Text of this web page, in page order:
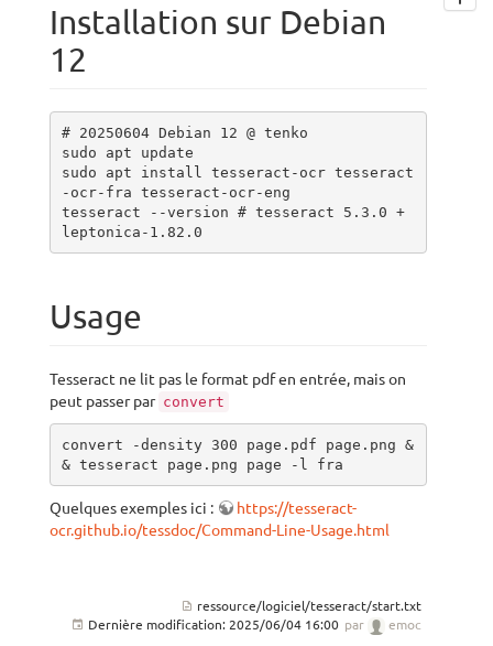
Installation sur Debian
12
# 20250604 Debian 12 @ tenko
sudo apt update
sudo apt install tesseract-ocr tesseract
-ocr-fra tesseract-ocr-eng
tesseract --version # tesseract 5.3.0 +
leptonica-1.82.0
Usage
Tesseract ne lit pas le format pdf en entrée, mais on
peut passer par convert
convert -density 300 page.pdf page.png &
& tesseract page.png page -l fra
Quelques exemples ici :
https://tesseract-
ocr.github.io/tessdoc/Command-Line-Usage.html
ressource/logiciel/tesseract/start.txt
Dernière modification: 2025/06/04 16:00 par emoc